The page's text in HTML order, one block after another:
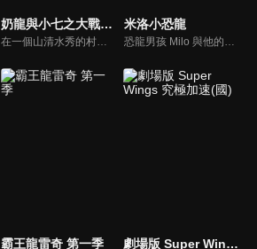
奶龍與小七之大戰暴暴龍
在一個山清水秀的村子裡，奶龍小七平靜的生活被打破，暴暴龍為了取代奶龍成為宇宙最強龍，在村子各種使壞，奶龍小七為了阻止其的惡行展開了一 系列英勇鬥爭，上演了一幕幕打抱不平、溫情治癒、正能量的搞笑日常，只為能守每個人心中最純真的美好。
米洛小恐龍
恐龍男孩 Milo 與他的家人和朋友生活在中生代時期。加入他的冒險之旅，瞭解恐龍和他們生活的時代。
霸王龍雷奇 第一季 劇場版 Super Wings 究極加速(國)